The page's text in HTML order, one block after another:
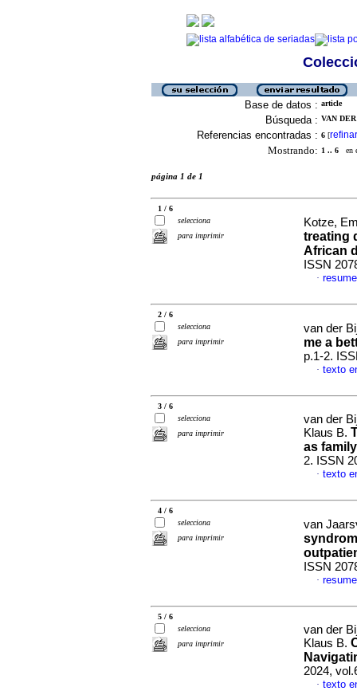
Base de datos : article
Búsqueda : VAN
Referencias encontradas : 6 [refinar
Mostrando: 1 .. 6 en
página 1 de 1
1 / 6
selecciona
para imprimir
Kotze,
treating
African
ISSN
·
2 / 6
selecciona
para imprimir
van der
me a
p.1-2.
· texto
3 / 6
selecciona
para imprimir
van der
Klaus B.
as
2. ISSN
· texto
4 / 6
selecciona
para imprimir
van
ISSN
·
5 / 6
selecciona
para imprimir
van der
Klaus B.
2024,
· texto